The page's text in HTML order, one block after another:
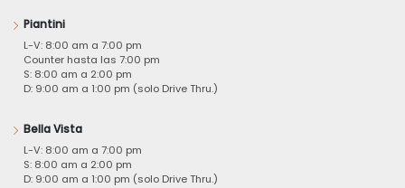
Piantini
L-V: 8:00 am a 7:00 pm
Counter hasta las 7:00 pm
S: 8:00 am a 2:00 pm
D: 9:00 am a 1:00 pm (solo Drive Thru.)
Bella Vista
L-V: 8:00 am a 7:00 pm
S: 8:00 am a 2:00 pm
D: 9:00 am a 1:00 pm (solo Drive Thru.)